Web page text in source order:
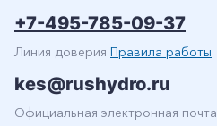
+7-495-785-09-37
Линия доверия Правила работы
kes@rushydro.ru
Официальная электронная почта